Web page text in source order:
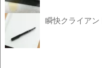
瞬快クライアン